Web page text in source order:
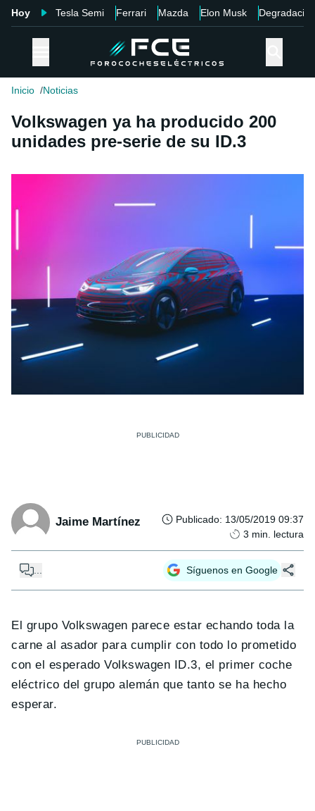
Hoy Tesla Semi Ferrari Mazda Elon Musk Degradación
Inicio Noticias
Volkswagen ya ha producido 200
unidades pre-serie de su ID.3
Jaime Martínez Publicado: 13/05/2019 09:37
3 min. lectura
Síguenos en Google
El grupo Volkswagen parece estar echando toda la
carne al asador para cumplir con todo lo prometido
con el esperado Volkswagen ID.3, el primer coche
eléctrico del grupo alemán que tanto se ha hecho
esperar.